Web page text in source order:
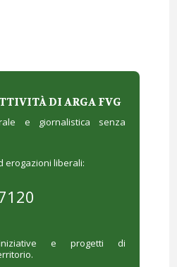
DI ARGA FVG
e giornalistica senza
erogazioni liberali:
e progetti di